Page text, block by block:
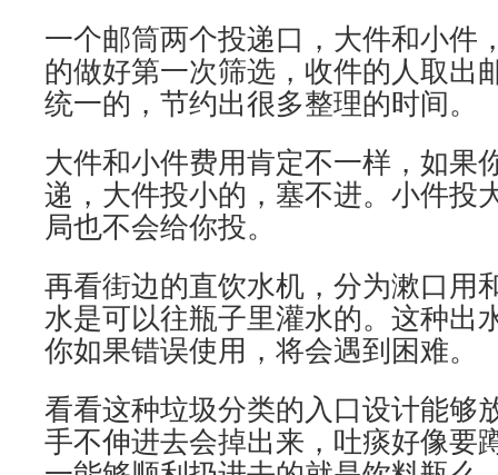
一个邮筒两个投递口，大件和小件
的做好第一次筛选，收件的人取出
统一的，节约出很多整理的时间。
大件和小件费用肯定不一样，如果
递，大件投小的，塞不进。小件投
局也不会给你投。
再看街边的直饮水机，分为漱口用
水是可以往瓶子里灌水的。这种出
你如果错误使用，将会遇到困难。
看看这种垃圾分类的入口设计能够
手不伸进去会掉出来，吐痰好像要